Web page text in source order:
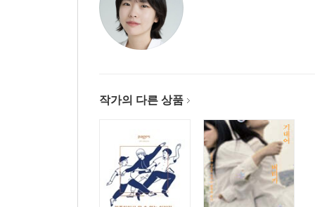
작가의 다른 상품